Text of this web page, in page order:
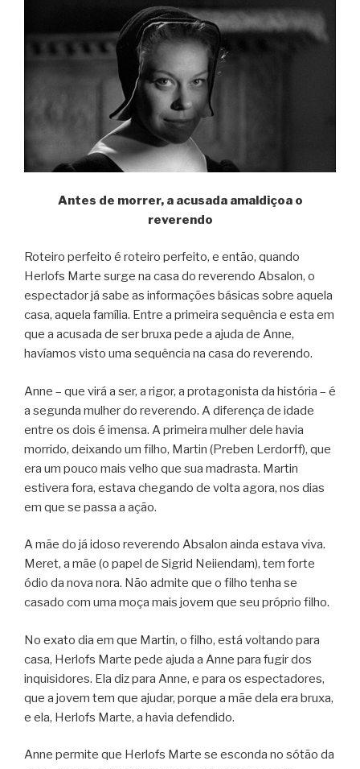
Antes de morrer, a acusada amaldiçoa o
reverendo
Roteiro perfeito é roteiro perfeito, e então, quando
Herlofs Marte surge na casa do reverendo Absalon, o
espectador já sabe as informações básicas sobre aquela
casa, aquela família. Entre a primeira sequência e esta em
que a acusada de ser bruxa pede a ajuda de Anne,
havíamos visto uma sequência na casa do reverendo.
Anne – que virá a ser, a rigor, a protagonista da história – é
a segunda mulher do reverendo. A diferença de idade
entre os dois é imensa. A primeira mulher dele havia
morrido, deixando um filho, Martin (Preben Lerdorff), que
era um pouco mais velho que sua madrasta. Martin
estivera fora, estava chegando de volta agora, nos dias
em que se passa a ação.
A mãe do já idoso reverendo Absalon ainda estava viva.
Meret, a mãe (o papel de Sigrid Neiiendam), tem forte
ódio da nova nora. Não admite que o filho tenha se
casado com uma moça mais jovem que seu próprio filho.
No exato dia em que Martin, o filho, está voltando para
casa, Herlofs Marte pede ajuda a Anne para fugir dos
inquisidores. Ela diz para Anne, e para os espectadores,
que a jovem tem que ajudar, porque a mãe dela era bruxa,
e ela, Herlofs Marte, a havia defendido.
Anne permite que Herlofs Marte se esconda no sótão da